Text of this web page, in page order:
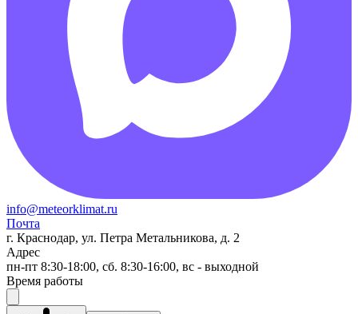
info@meteorklimat.ru
Почта
г. Краснодар, ул. Петра Метальникова, д. 2
Адрес
пн-пт 8:30-18:00, сб. 8:30-16:00, вс - выходной
Время работы